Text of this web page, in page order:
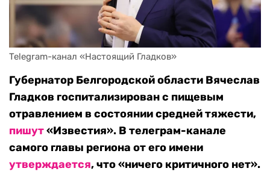
Telegram-канал «Настоящий Гладков»
Губернатор Белгородской области Вячеслав
Гладков госпитализирован с пищевым
отравлением в состоянии средней тяжести,
пишут«Известия». В телеграм-канале
самого главы региона от его имени
утверждается, что «ничего критичного нет».